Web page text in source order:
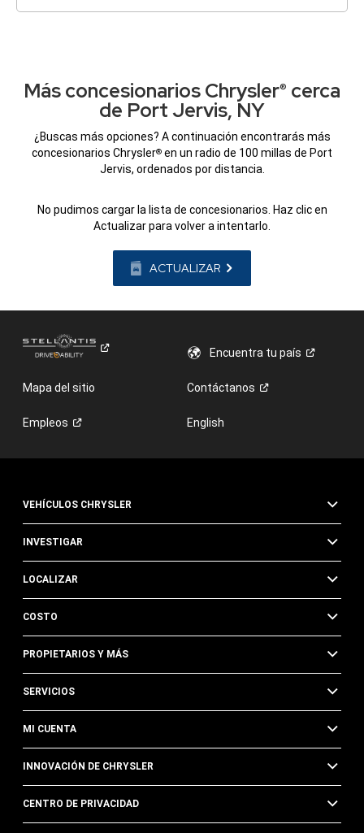
Más concesionarios Chrysler® cerca
de Port Jervis, NY
¿Buscas más opciones? A continuación encontrarás más
concesionarios Chrysler® en un radio de 100 millas de Port
Jervis, ordenados por distancia.
No pudimos cargar la lista de concesionarios. Haz clic en
Actualizar para volver a intentarlo.
ACTUALIZAR
Encuentra tupaís
Mapa del sitio Contáctanos
Empleos English
VEHÍCULOS CHRYSLER
INVESTIGAR
LOCALIZAR
COSTO
PROPIETARIOS Y MÁS
SERVICIOS
MI CUENTA
INNOVACIÓN DE CHRYSLER
CENTRO DE PRIVACIDAD